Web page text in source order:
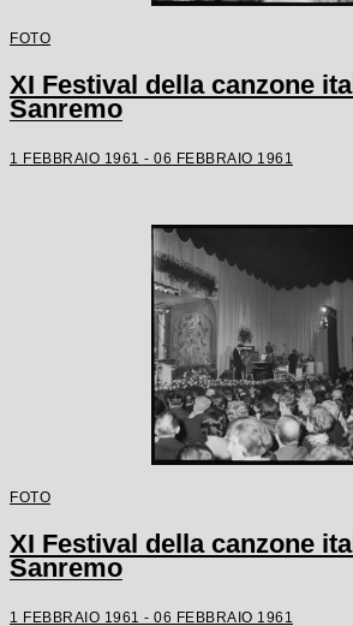
FOTO
XI Festival della canzone
Sanremo
1 FEBBRAIO 1961 - 06 FEBBRAIO 1961
FOTO
XI Festival della canzone
Sanremo
1 FEBBRAIO 1961 - 06 FEBBRAIO 1961